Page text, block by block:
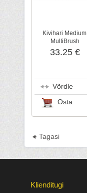
Kivihari Medium,
MultiBrush
33.25 €
Võrdle
Osta
Tagasi
Klienditugi